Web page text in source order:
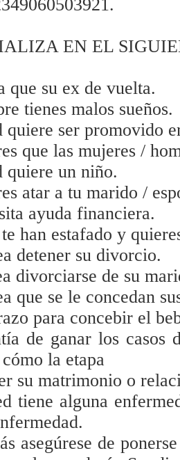
EN EL
que su ex de vuelta.
tienes malos sueños.
quiere ser promovido
que las mujeres /
quiere un niño.
atar a tu marido /
ayuda financiera.
han estafado y
detener su divorcio.
divorciarse de su
que se le concedan
para concebir el
de ganar los casos
la etapa
su matrimonio o
tiene alguna
asegúrese de